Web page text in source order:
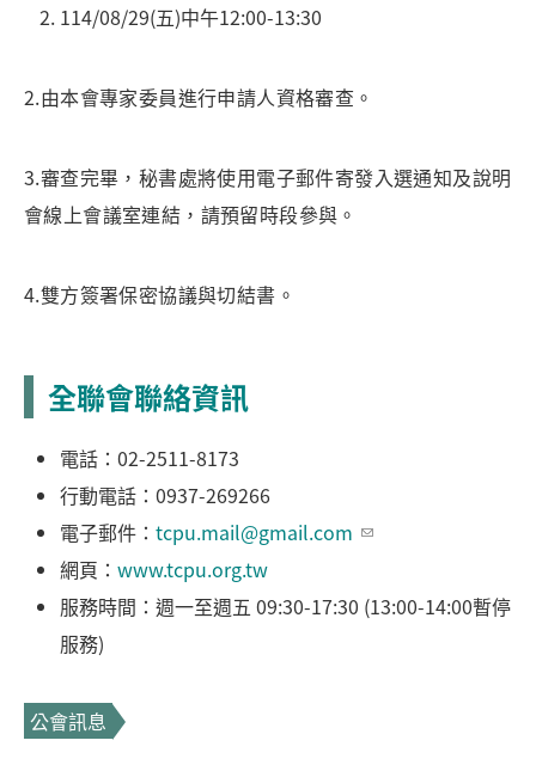
114/08/29(五)中午12:00-13:30
2.由本會專家委員進行申請人資格審查。
3.審查完畢，秘書處將使用電子郵件寄發入選通知及說明
會線上會議室連結，請預留時段參與。
4.雙方簽署保密協議與切結書。
全聯會聯絡資訊
電話：02-2511-8173
行動電話：0937-269266
電子郵件： tcpu.mail@gmail.com
網頁： www.tcpu.org.tw
服務時間：週一至週五 09:30-17:30 (13:00-14:00暫停
服務)
公會訊息